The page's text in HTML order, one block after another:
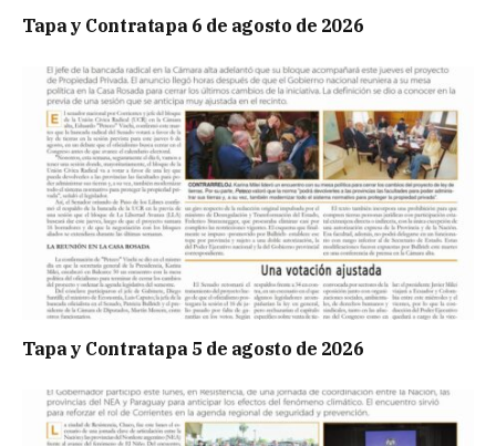
Tapa y Contratapa 6 de agosto de 2026
Tapa y Contratapa 5 de agosto de 2026